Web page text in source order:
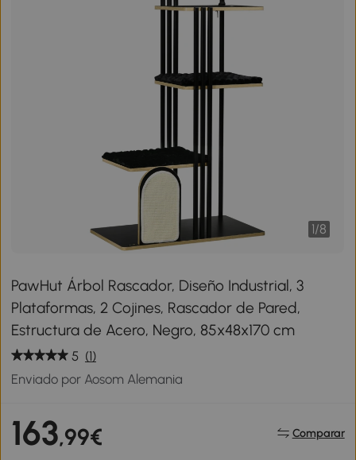
1/8
PawHut Árbol Rascador, Diseño Industrial, 3
Plataformas, 2 Cojines, Rascador de Pared,
Estructura de Acero, Negro, 85x48x170 cm
5 (1)
Enviado por Aosom Alemania
163,99€ Comparar